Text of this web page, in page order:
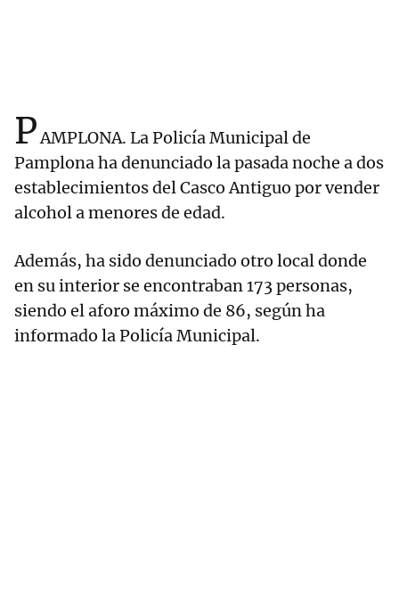
PAMPLONA. La Policía Municipal de
Pamplona ha denunciado la pasada noche a dos
establecimientos del Casco Antiguo por vender
alcohol a menores de edad.
Además, ha sido denunciado otro local donde
en su interior se encontraban 173 personas,
siendo el aforo máximo de 86, según ha
informado la Policía Municipal.